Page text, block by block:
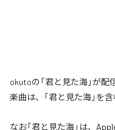
okutoの「君と見た海」が
楽曲は、「君と見た海」を
なお「君と見た海」は、